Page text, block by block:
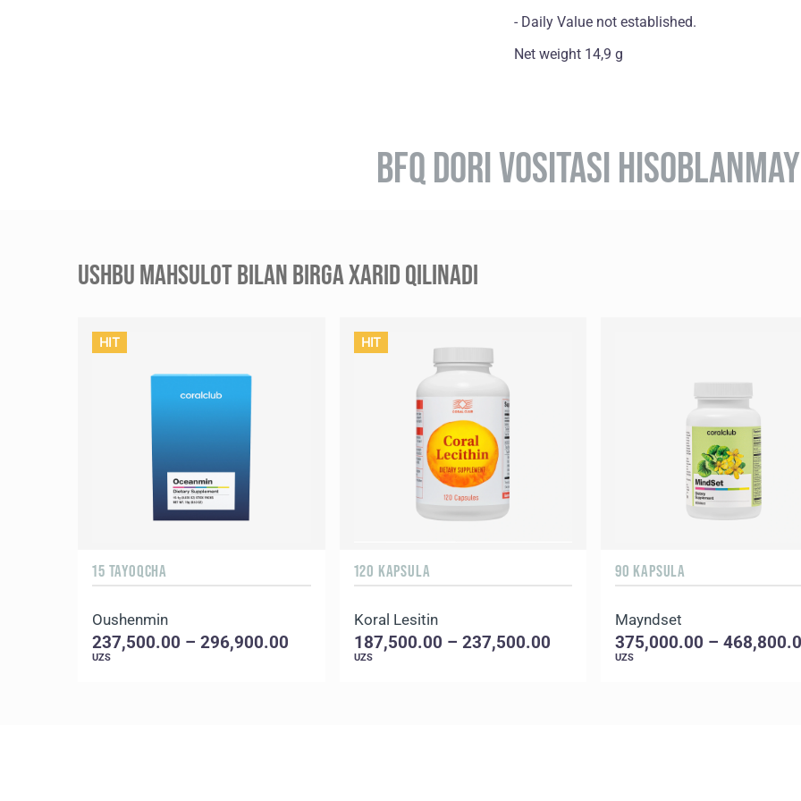
- Daily Value not established.
Net weight 14,9 g
BFQ DORI VOSITASI
USHBU MAHSULOT BILAN BIRGA XARID QILINADI
HIT
15 TAYOQCHA
Oushenmin
237,500.00 – 296,900.00
UZS
HIT
120 KAPSULA
Koral Lesitin
187,500.00 – 237,500.00
UZS
90 KAPSULA
Mayndset
375,000.00 –
UZS